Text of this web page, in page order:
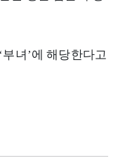
녀’에 해당한다고